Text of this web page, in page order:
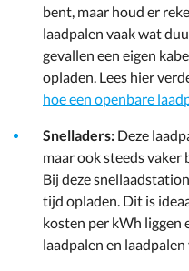
bent, maar houd er
laadpalen vaak wat
gevallen een eigen
opladen. Lees hier
hoe een openbare
Snelladers: Deze
maar ook steeds
Bij deze
tijd opladen. Dit is
kosten per kWh liggen
laadpalen en